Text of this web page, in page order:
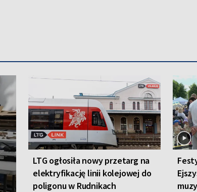
LTG ogłosiła nowy przetarg na
elektryfikację linii kolejowej do
poligonu w Rudnikach